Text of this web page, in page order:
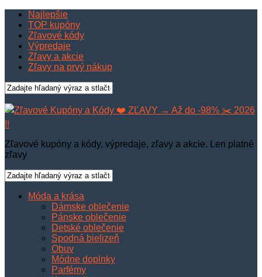
Najlepšie
TOP kupóny
Zľavové kódy
Výpredaje
Zľavy a akcie
Zľavy na prvý nákup
Zľavové kupóny a kódy, výpredaje, zľavy a akcie. Len platné
zľavy
Móda a krása
Dámske oblečenie
Pánske oblečenie
Detské oblečenie
Spodná bielizeň
Obuv
Módne doplnky
Parfémy